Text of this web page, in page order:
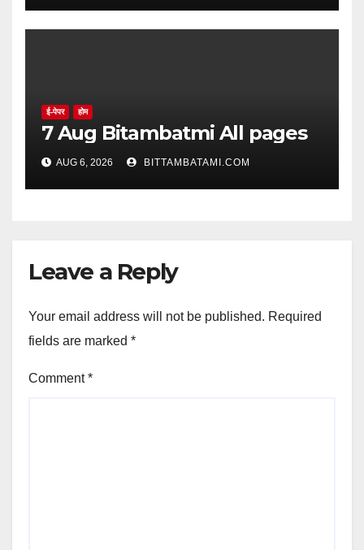
ई-पेपर होम
7 Aug Bitambatmi All pages
AUG 6, 2026 BITTAMBATAMI.COM
Leave a Reply
Your email address will not be published. Required
fields are marked *
Comment*